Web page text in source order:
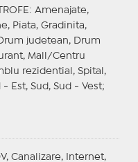
: Amenajate,
Piata, Gradinita,
judetean, Drum
Mall/Centru
rezidential, Spital,
- Est, Sud, Sud - Vest;
Canalizare, Internet,